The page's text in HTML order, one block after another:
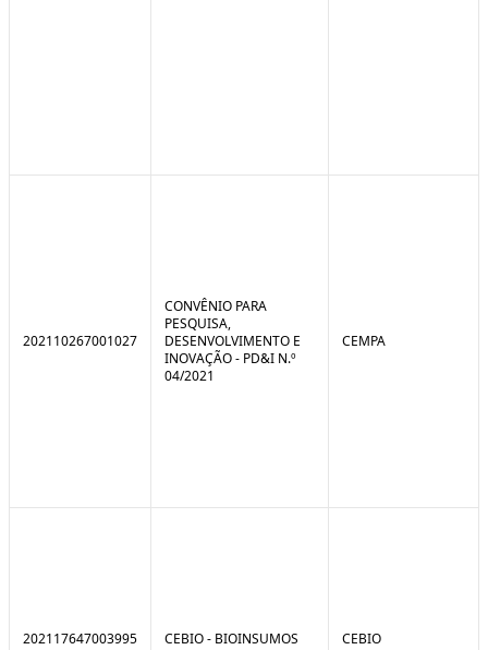
202110267001027
CONVÊNIO PARA
PESQUISA,
DESENVOLVIMENTO E
INOVAÇÃO - PD&I N.º
04/2021
CEMPA
202117647003995 CEBIO - BIOINSUMOS CEBIO